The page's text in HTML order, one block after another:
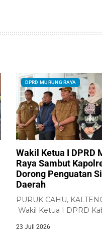
DPRD MURUNG RAYA
Wakil Ketua I DPRD
Raya Sambut
Dorong Penguatan
Daerah
PURUK CAHU,
Wakil Ketua I DPRD
23 Juli 2026